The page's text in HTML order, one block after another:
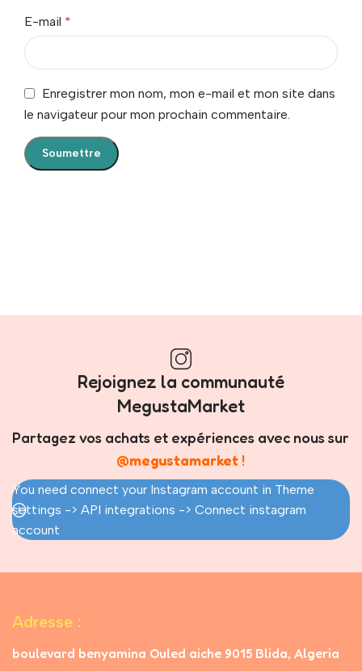
E-mail *
Enregistrer mon nom, mon e-mail et mon site dans
le navigateur pour mon prochain commentaire.
Rejoignez la communauté
MegustaMarket
Partagez vos achats et expériences avec nous sur
@megustamarket !
You need connect your Instagram account in Theme
settings -> API integrations -> Connect instagram
account
Adresse :
boulevard benyamina Ouled aiche 9015 Blida, Algeria